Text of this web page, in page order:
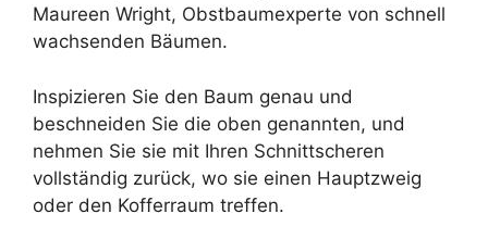
Maureen Wright, Obstbaumexperte von schnell
wachsenden Bäumen.
Inspizieren Sie den Baum genau und
beschneiden Sie die oben genannten, und
nehmen Sie sie mit Ihren Schnittscheren
vollständig zurück, wo sie einen Hauptzweig
oder den Kofferraum treffen.